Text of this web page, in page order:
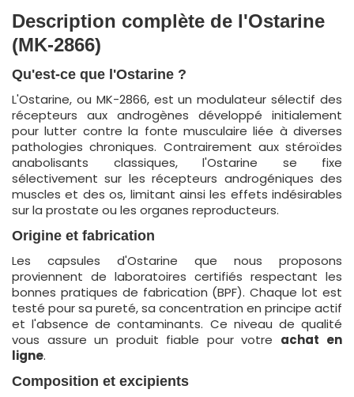
Description complète de l'Ostarine
(MK-2866)
Qu'est-ce que l'Ostarine ?
L'Ostarine, ou MK-2866, est un modulateur sélectif des
récepteurs aux androgènes développé initialement
pour lutter contre la fonte musculaire liée à diverses
pathologies chroniques. Contrairement aux stéroïdes
anabolisants classiques, l'Ostarine se fixe
sélectivement sur les récepteurs androgéniques des
muscles et des os, limitant ainsi les effets indésirables
sur la prostate ou les organes reproducteurs.
Origine et fabrication
Les capsules d'Ostarine que nous proposons
proviennent de laboratoires certifiés respectant les
bonnes pratiques de fabrication (BPF). Chaque lot est
testé pour sa pureté, sa concentration en principe actif
et l'absence de contaminants. Ce niveau de qualité
vous assure un produit fiable pour votre achat en
ligne.
Composition et excipients